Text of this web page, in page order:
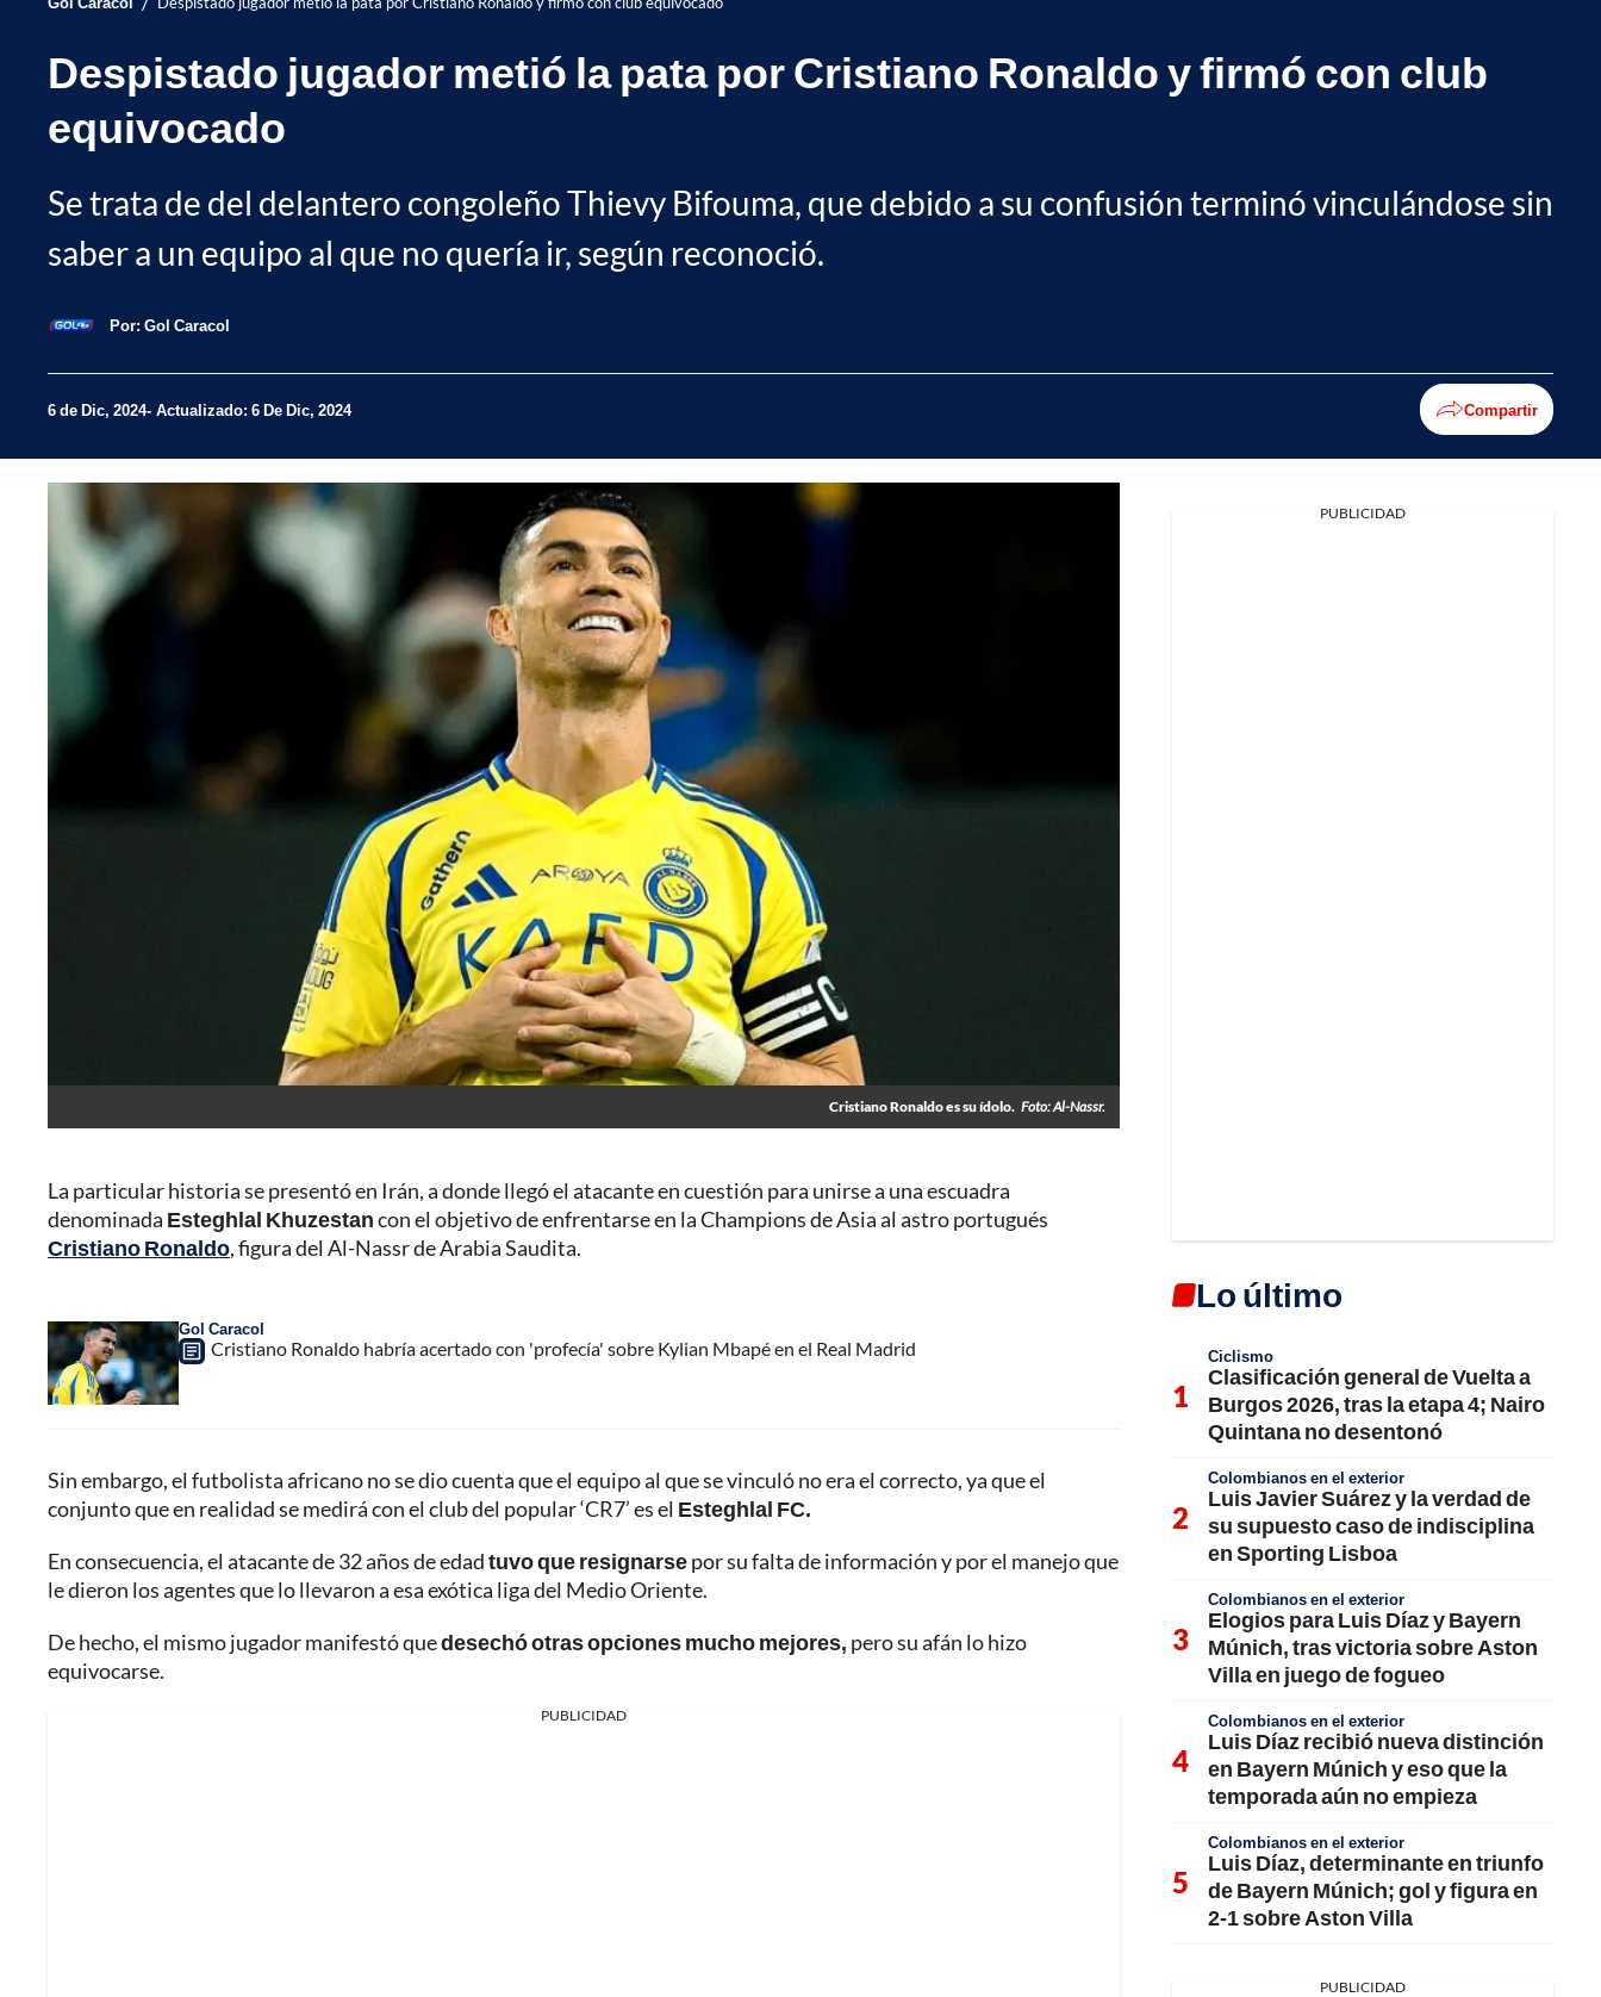
Despistado jugador metió la pata por Cristiano Ronaldo y firmó con club
equivocado
Se trata de del delantero congoleño Thievy Bifouma, que debido a su confusión terminó vinculándose sin
saber a un equipo al que no quería ir, según reconoció.
Por: Gol Caracol
6 de Dic, 2024 Actualizado: 6 De Dic, 2024 Compartir
Cristiano Ronaldo es su ídolo. Foto: Al-Nassr.
La particular historia se presentó en Irán, a donde llegó el atacante en cuestión para unirse a una escuadra
denominada Esteghlal Khuzestancon el objetivo de enfrentarse en la Champions de Asia al astro portugués
Cristiano Ronaldo, figura del Al-Nassr de Arabia Saudita.
Gol Caracol
Cristiano Ronaldo habría acertado con 'profecía' sobre Kylian Mbapé en el Real Madrid
Sin embargo, el futbolista africano no se dio cuenta que el equipo al que se vinculó no era el correcto, ya que el
conjunto que en realidad se medirá con el club del popular ‘CR7’ es el Esteghlal FC.
En consecuencia, el atacante de 32 años de edadtuvo que resignarsepor su falta de información y por el manejo que
le dieron los agentes que lo llevaron a esa exótica liga del Medio Oriente.
De hecho, el mismo jugador manifestó quedesechó otras opciones mucho mejores, pero su afán lo hizo
equivocarse.
PUBLICIDAD
PUBLICIDAD
Lo último
Ciclismo
Clasificación general de Vuelta a
Burgos 2026, tras la etapa 4; Nairo
Quintana no desentonó
Colombianos en el exterior
Luis Javier Suárez y la verdad de
su supuesto caso de indisciplina
en Sporting Lisboa
Colombianos en el exterior
Elogios para Luis Díaz y Bayern
Múnich, tras victoria sobre Aston
Villa en juego de fogueo
Colombianos en el exterior
Luis Díaz recibió nueva distinción
en Bayern Múnich y eso que la
temporada aún no empieza
Colombianos en el exterior
Luis Díaz, determinante en triunfo
de Bayern Múnich; gol y figura en
2-1 sobre Aston Villa
PUBLICIDAD